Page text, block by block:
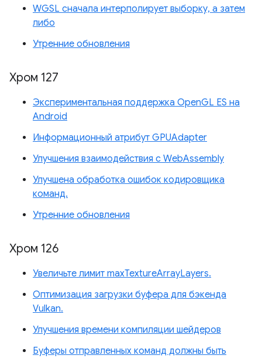
WGSL сначала интерполирует выборку, а затем
либо
Утренние обновления
Хром 127
Экспериментальная поддержка OpenGL ES на
Android
Информационный атрибут GPUAdapter
Улучшения взаимодействия с WebAssembly
Улучшена обработка ошибок кодировщика
команд.
Утренние обновления
Хром 126
Увеличьте лимит maxTextureArrayLayers.
Оптимизация загрузки буфера для бэкенда
Vulkan.
Улучшения времени компиляции шейдеров
Буферы отправленных команд должны быть